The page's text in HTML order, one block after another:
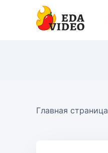
Главная страница